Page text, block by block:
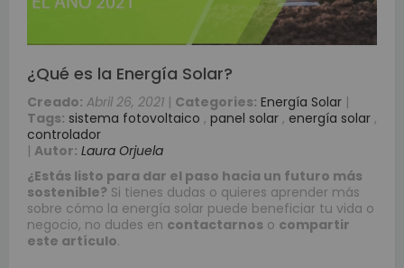
¿Qué es la Energía Solar?
Creado: Abril 26, 2021 | Categories: Energía Solar |
Tags: sistema fotovoltaico , panel solar , energía solar ,
controlador
| Autor: Laura Orjuela
¿Estás listo para dar el paso hacia un futuro más
sostenible? Si tienes dudas o quieres aprender más
sobre cómo la energía solar puede beneficiar tu vida o
negocio, no dudes en contactarnos o compartir
este artículo.